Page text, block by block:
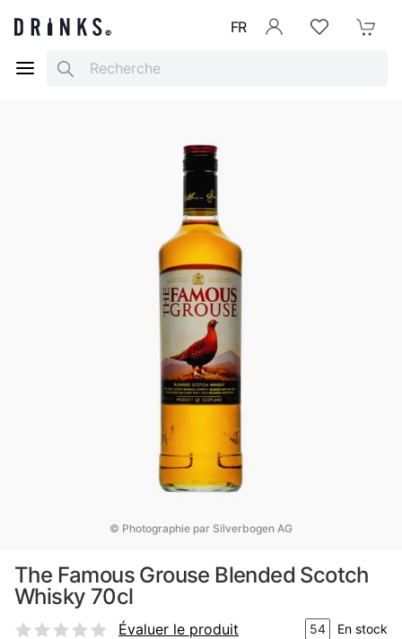
FR
Search
© Photographie par Silverbogen AG
The Famous Grouse Blended Scotch
Whisky 70cl
Évaluer le produit 54 En stock